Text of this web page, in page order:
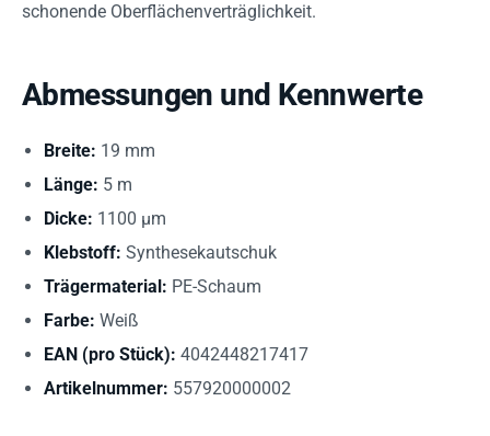
schonende Oberflächenverträglichkeit.
Abmessungen und Kennwerte
Breite: 19 mm
Länge: 5 m
Dicke: 1100 µm
Klebstoff: Synthesekautschuk
Trägermaterial: PE-Schaum
Farbe: Weiß
EAN (pro Stück): 4042448217417
Artikelnummer: 557920000002